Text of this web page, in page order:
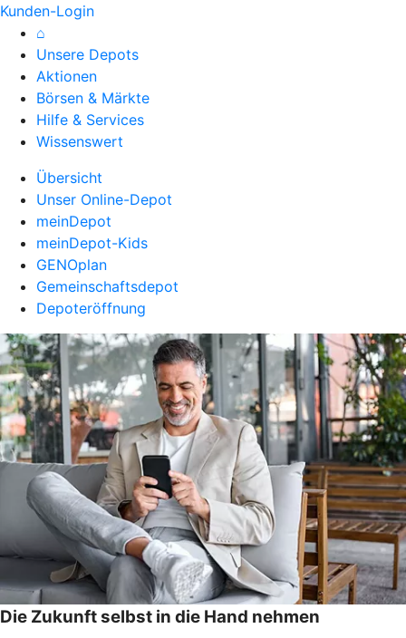
Kunden-Login
⌂
Unsere Depots
Aktionen
Börsen & Märkte
Hilfe & Services
Wissenswert
Übersicht
Unser Online-Depot
meinDepot
meinDepot-Kids
GENOplan
Gemeinschaftsdepot
Depoteröffnung
Die Zukunft selbst in die Hand nehmen